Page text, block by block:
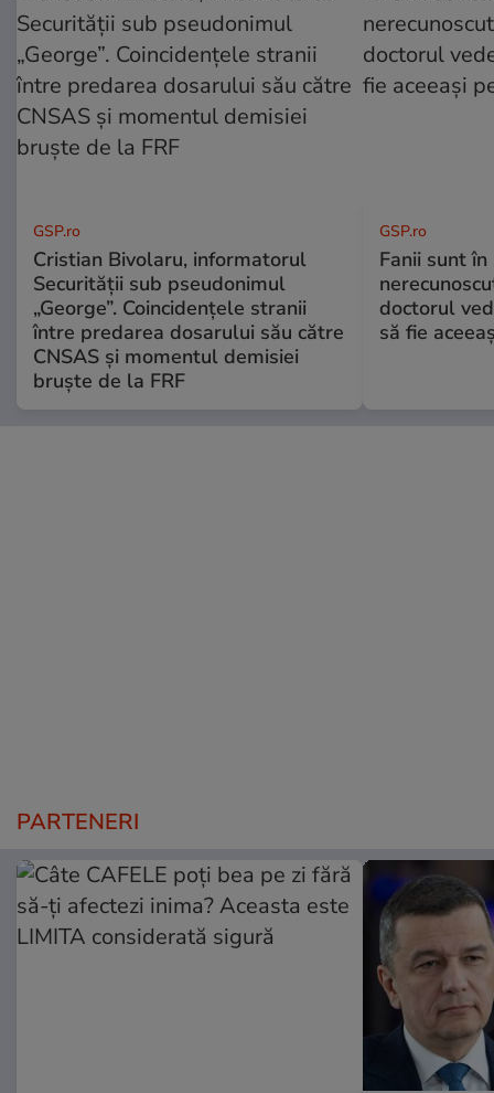
GSP.ro
Cristian Bivolaru, informatorul
Securității sub pseudonimul
„George”. Coincidențele stranii
între predarea dosarului său către
CNSAS și momentul demisiei
bruște de la FRF
GSP.ro
Fanii sunt în
doctorul
să fie
PARTENERI